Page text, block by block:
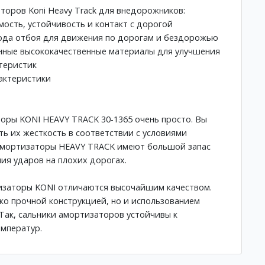
Koni Heavy Track для внедорожников:
устойчивость и контакт с дорогой
отбоя для движения по дорогам и бездорожью
высококачественные материалы для улучшения
KONI HEAVY TRACK 30-1365 очень просто. Вы
их жесткость в соответствии с условиями
HEAVY TRACK имеют большой запас
ударов на плохих дорогах.
KONI отличаются высочайшим качеством.
прочной конструкцией, но и использованием
сальники амортизаторов устойчивы к